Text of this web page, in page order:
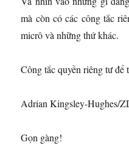
mà còn có các công tắc
micrô và những thứ khác.
Công tắc quyền riêng tư để
Adrian Kingsley-Hughes/
Gọn gàng!